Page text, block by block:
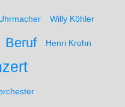
Willy Köhler
Beruf Henri Krohn